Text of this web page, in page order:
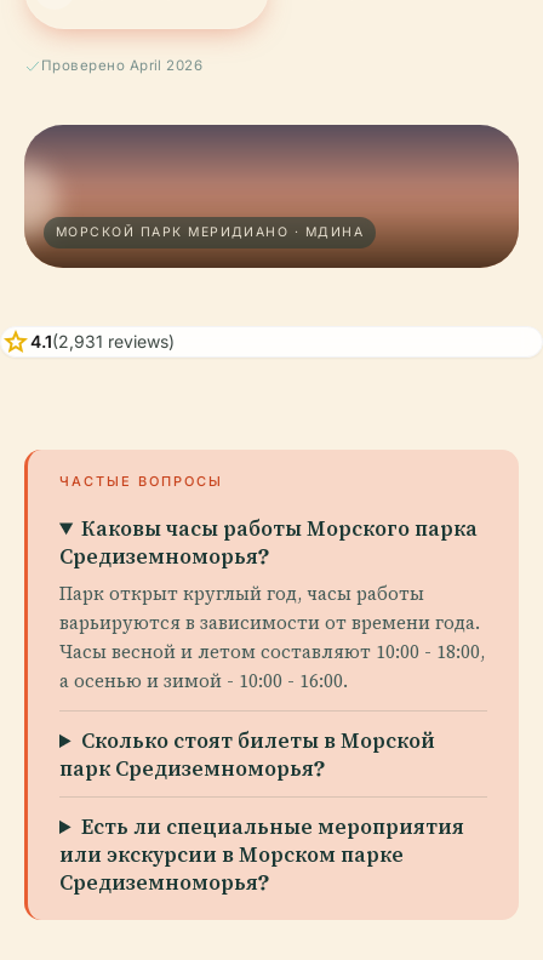
Проверено April 2026
МОРСКОЙ ПАРК МЕРИДИАНО · МДИНА
star4.1(2,931 reviews)
ЧАСТЫЕ ВОПРОСЫ
Каковы часы работы Морского парка
Средиземноморья?
Парк открыт круглый год, часы работы
варьируются в зависимости от времени года.
Часы весной и летом составляют 10:00 - 18:00,
а осенью и зимой - 10:00 - 16:00.
Сколько стоят билеты в Морской
парк Средиземноморья?
Есть ли специальные мероприятия
или экскурсии в Морском парке
Средиземноморья?